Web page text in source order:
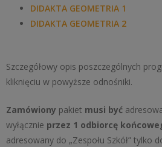
DIDAKTA GEOMETRIA 1
DIDAKTA GEOMETRIA 2
Szczegółowy opis poszczególnych
kliknięciu w powyższe odnośniki.
Zamówiony pakiet musi być
wyłącznie przez 1 odbiorcę
adresowany do „Zespołu Szkół” tylko